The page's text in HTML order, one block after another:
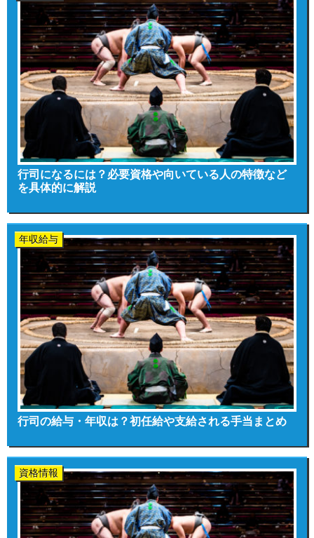
行司になるには？必要資格や向いている人の特徴など
を具体的に解説
年収給与
行司の給与・年収は？初任給や支給される手当まとめ
資格情報